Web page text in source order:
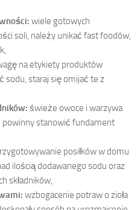
wiele gotowych
soli, należy unikać fast foodów,
na etykiety produktów
sodu, staraj się omijać te z
świeże owoce i warzywa
powinny stanowić fundament
posiłków w domu
ilością dodawanego sodu oraz
składników,
wzbogacenie potraw o zioła